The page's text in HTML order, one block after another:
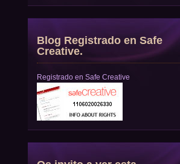
Blog Registrado en Safe
Creative.
Registrado en Safe Creative